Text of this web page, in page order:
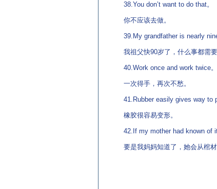
38.You don’t want to do that。
你不应该去做。
39.My grandfather is nearly
我祖父快90岁了，什么事都需要
40.Work once and work twice。
一次得手，再次不愁。
41.Rubber easily gives way to
橡胶很容易变形。
42.If my mother had known of it
要是我妈妈知道了，她会从棺材